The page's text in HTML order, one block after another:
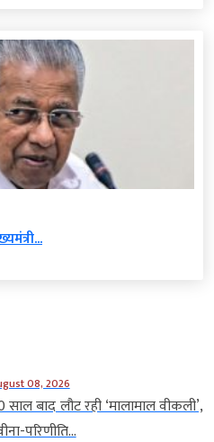
08, 2026
साल बाद लौट रही ‘मालामाल वीकली’,
परिणीति...